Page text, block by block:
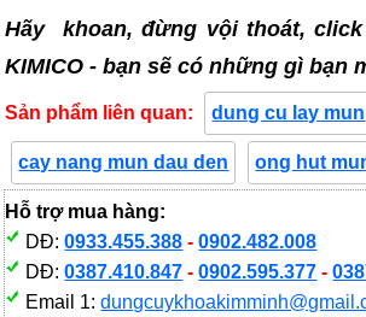
Hãy khoan, đừng vội thoát,
KIMICO - bạn sẽ có những gì bạn
Sản phẩm liên quan: dung cu lay mun
cay nang mun dau den ong hut
Hỗ trợ mua hàng:
DĐ:0933.455.388 -0902.482.008
DĐ:0387.410.847 -0902.595.377 -
Email 1: